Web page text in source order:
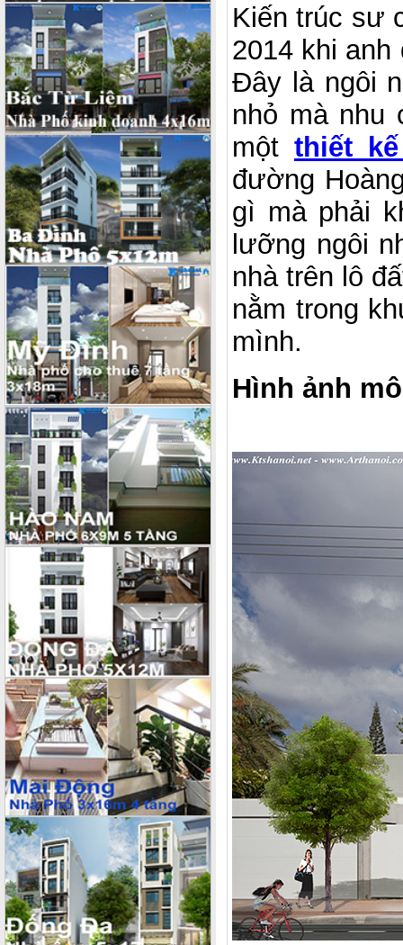
Kiến trúc sư
2014 khi
Đây là ngôi
nhỏ mà nhu
một thiết
đường
gì mà phải
lưỡng ngôi
nhà trên lô
nằm trong
mình.
Hình ảnh